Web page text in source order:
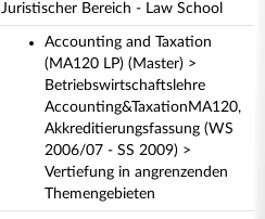
Juristischer Bereich - Law School
Accounting and Taxation
(MA120 LP) (Master) >
Betriebswirtschaftslehre
Accounting&TaxationMA120,
Akkreditierungsfassung (WS
2006/07 - SS 2009) >
Vertiefung in angrenzenden
Themengebieten